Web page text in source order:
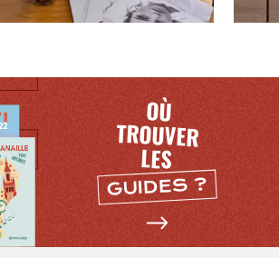
OÙ
TROUVER
LES
GUIDES ?